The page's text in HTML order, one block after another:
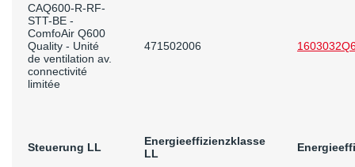
CAQ600-R-RF-
STT-BE -
ComfoAir Q600
Quality - Unité
de ventilation av.
connectivité
limitée
471502006
Steuerung LL
Energieeffizienzklasse
LL